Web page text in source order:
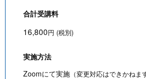
合計受講料
16,800円 (税別)
実施方法
Zoomにて実施 （変更対応はできかねま